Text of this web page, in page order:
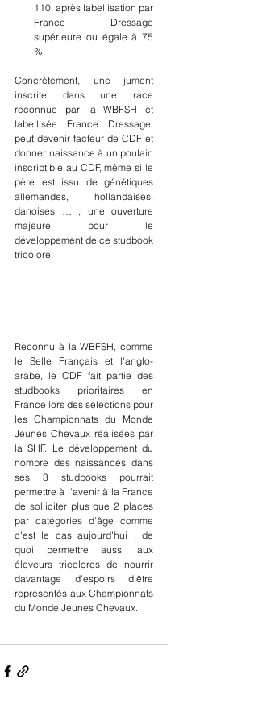
110, après labellisation par
France Dressage
supérieure ou égale à 75
%.
Concrètement, une jument
inscrite dans une race
reconnue par la WBFSH et
labellisée France Dressage,
peut devenir facteur de CDF et
donner naissance à un poulain
inscriptible au CDF, même si le
père est issu de génétiques
allemandes, hollandaises,
danoises … ; une ouverture
majeure pour le
développement de ce studbook
tricolore.
Reconnu à la WBFSH, comme
le Selle Français et l'anglo-
arabe, le CDF fait partie des
studbooks prioritaires en
France lors des sélections pour
les Championnats du Monde
Jeunes Chevaux réalisées par
la SHF. Le développement du
nombre des naissances dans
ses 3 studbooks pourrait
permettre à l'avenir à la France
de solliciter plus que 2 places
par catégories d'âge comme
c'est le cas aujourd'hui ; de
quoi permettre aussi aux
éleveurs tricolores de nourrir
davantage d'espoirs d'être
représentés aux Championnats
du Monde Jeunes Chevaux.